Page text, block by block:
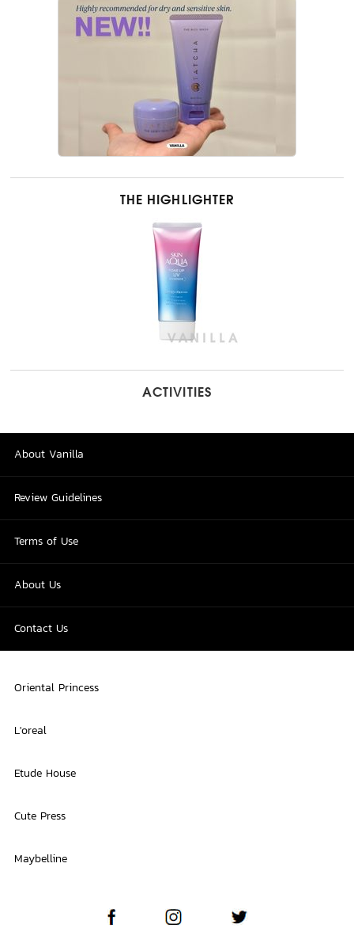
THE HIGHLIGHTER
ACTIVITIES
About Vanilla
Review Guidelines
Terms of Use
About Us
Contact Us
Oriental Princess
L'oreal
Etude House
Cute Press
Maybelline